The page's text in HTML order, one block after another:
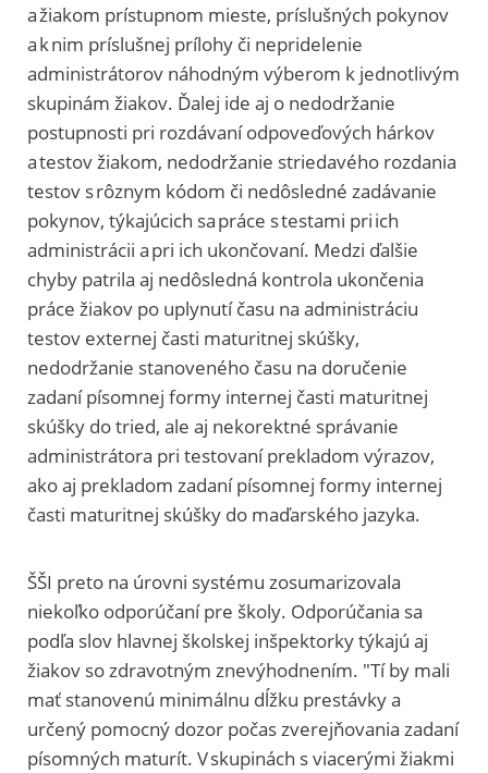
a žiakom prístupnom mieste, príslušných pokynov
a k nim príslušnej prílohy či nepridelenie
administrátorov náhodným výberom k jednotlivým
skupinám žiakov. Ďalej ide aj o nedodržanie
postupnosti pri rozdávaní odpoveďových hárkov
a testov žiakom, nedodržanie striedavého rozdania
testov s rôznym kódom či nedôsledné zadávanie
pokynov, týkajúcich sa práce s testami pri ich
administrácii a pri ich ukončovaní. Medzi ďalšie
chyby patrila aj nedôsledná kontrola ukončenia
práce žiakov po uplynutí času na administráciu
testov externej časti maturitnej skúšky,
nedodržanie stanoveného času na doručenie
zadaní písomnej formy internej časti maturitnej
skúšky do tried, ale aj nekorektné správanie
administrátora pri testovaní prekladom výrazov,
ako aj prekladom zadaní písomnej formy internej
časti maturitnej skúšky do maďarského jazyka.
ŠŠI preto na úrovni systému zosumarizovala
niekoľko odporúčaní pre školy. Odporúčania sa
podľa slov hlavnej školskej inšpektorky týkajú aj
žiakov so zdravotným znevýhodnením. "Tí by mali
mať stanovenú minimálnu dĺžku prestávky a
určený pomocný dozor počas zverejňovania zadaní
písomných maturít. V skupinách s viacerými žiakmi